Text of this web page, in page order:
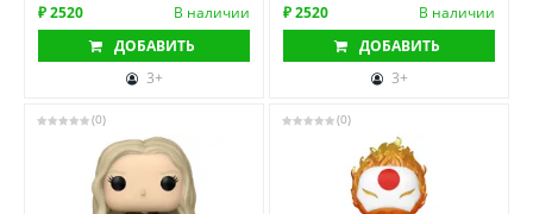
₽ 2520
В наличии
ДОБАВИТЬ
3+
₽ 2520
В наличии
ДОБАВИТЬ
3+
(0) (0)